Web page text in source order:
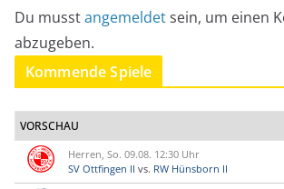
Du musstangemeldetsein, um einen
abzugeben.
Kommende Spiele
VORSCHAU
Herren, So. 09.08. 12:30 Uhr
SV Ottfingen II vs. RW Hünsborn II